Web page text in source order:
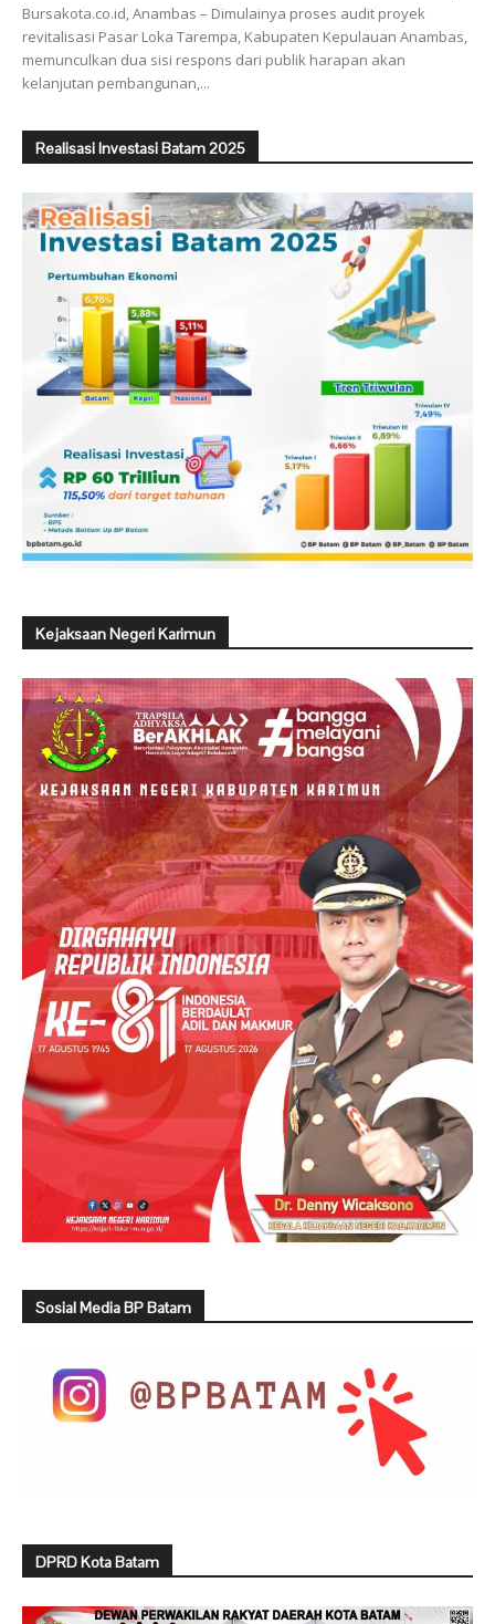
Bursakota.co.id, Anambas – Dimulainya proses audit proyek
revitalisasi Pasar Loka Tarempa, Kabupaten Kepulauan Anambas,
memunculkan dua sisi respons dari publik harapan akan
kelanjutan pembangunan,...
Realisasi Investasi Batam 2025
Kejaksaan Negeri Karimun
Sosial Media BP Batam
DPRD Kota Batam